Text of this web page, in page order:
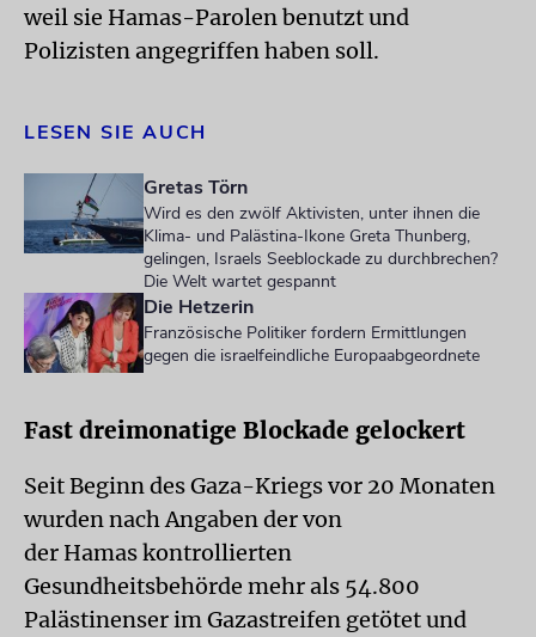
weil sie Hamas-Parolen benutzt und
Polizisten angegriffen haben soll.
LESEN SIE AUCH
Gretas Törn
Wird es den zwölf Aktivisten, unter ihnen die
Klima- und Palästina-Ikone Greta Thunberg,
gelingen, Israels Seeblockade zu durchbrechen?
Die Welt wartet gespannt
Die Hetzerin
Französische Politiker fordern Ermittlungen
gegen die israelfeindliche Europaabgeordnete
Fast dreimonatige Blockade gelockert
Seit Beginn des Gaza-Kriegs vor 20 Monaten
wurden nach Angaben der von
der Hamas kontrollierten
Gesundheitsbehörde mehr als 54.800
Palästinenser im Gazastreifen getötet und